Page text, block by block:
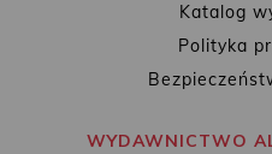
Katalog
Polityka
WYDAWNICTWO